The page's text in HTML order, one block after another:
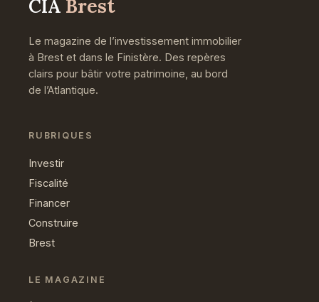
CIA Brest
Le magazine de l’investissement immobilier
à Brest et dans le Finistère. Des repères
clairs pour bâtir votre patrimoine, au bord
de l’Atlantique.
RUBRIQUES
Investir
Fiscalité
Financer
Construire
Brest
LE MAGAZINE